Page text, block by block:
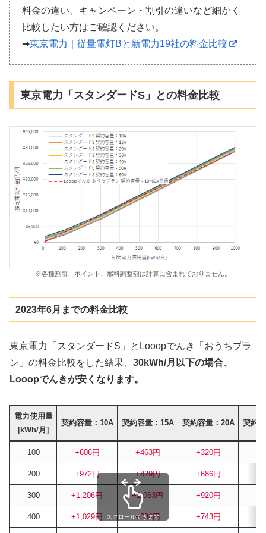
料金の違い、キャンペーン・割引の違いなど細かく
比較したい方はご確認ください。
➡東京電力｜従量電灯Bと新電力19社の料金比較
東京電力「スタンダードS」との料金比較
※各種割引、ポイント、燃料調整額は計算に含まれておりません。
2023年6月までの料金比較
東京電力「スタンダードS」とLooopでんき「おうちプラ
ン」の料金比較をした結果、 30kWh/月以下の場合、
Looopでんきが安くなります。
電力使用量
[kWh/月]
契約容量：10A 契約容量：15A 契約容量：20A 契約
100 +606円 +463円 +320円
200 +972円 +829円 +686円
300 +1,206円 +1,063円 +920円
400 +1,029円 +886円 +743円
スクロールできます